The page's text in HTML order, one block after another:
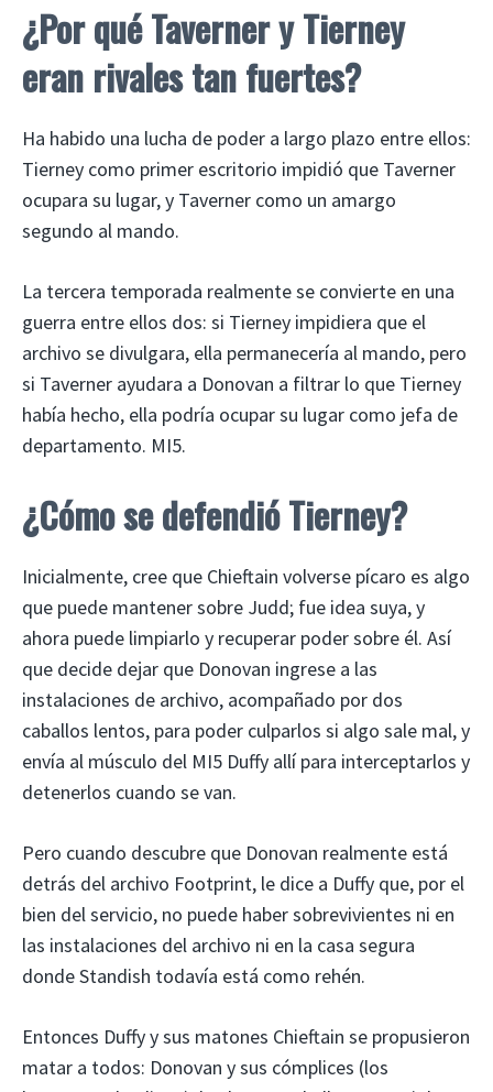
¿Por qué Taverner y Tierney
eran rivales tan fuertes?
Ha habido una lucha de poder a largo plazo entre ellos:
Tierney como primer escritorio impidió que Taverner
ocupara su lugar, y Taverner como un amargo
segundo al mando.
La tercera temporada realmente se convierte en una
guerra entre ellos dos: si Tierney impidiera que el
archivo se divulgara, ella permanecería al mando, pero
si Taverner ayudara a Donovan a filtrar lo que Tierney
había hecho, ella podría ocupar su lugar como jefa de
departamento. MI5.
¿Cómo se defendió Tierney?
Inicialmente, cree que Chieftain volverse pícaro es algo
que puede mantener sobre Judd; fue idea suya, y
ahora puede limpiarlo y recuperar poder sobre él. Así
que decide dejar que Donovan ingrese a las
instalaciones de archivo, acompañado por dos
caballos lentos, para poder culparlos si algo sale mal, y
envía al músculo del MI5 Duffy allí para interceptarlos y
detenerlos cuando se van.
Pero cuando descubre que Donovan realmente está
detrás del archivo Footprint, le dice a Duffy que, por el
bien del servicio, no puede haber sobrevivientes ni en
las instalaciones del archivo ni en la casa segura
donde Standish todavía está como rehén.
Entonces Duffy y sus matones Chieftain se propusieron
matar a todos: Donovan y sus cómplices (los